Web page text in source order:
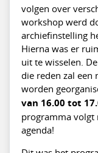
volgen over
workshop werd
archiefinstelling
Hierna was er
uit te wisselen.
die reden zal een
worden
van 16.00 tot
programma volgt
agenda!